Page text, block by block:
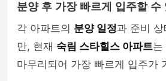
분양 후 가장 빠르게 입주할 수
각 아파트의 분양 일정과 준비
만, 현재 숙림 스타힐스 아파트는
마무리되어 가장 빠르게 입주가